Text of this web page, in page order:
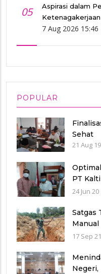
05
Aspirasi dalam
Ketenagakerjaan
7 Aug 2026 15:46
POPULAR
Sehat
21 Aug 19
PT
Alat
24 Jun 20
Satgas
Manual
di Desa
17 Sep 21
Negeri,